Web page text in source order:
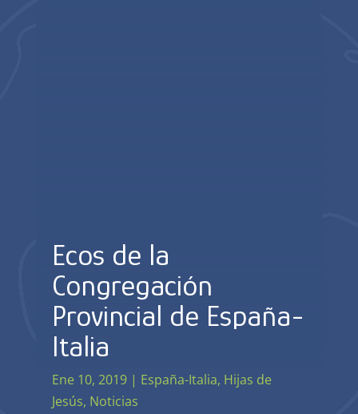
Ecos de la
Congregación
Provincial de España-
Italia
Ene 10, 2019| España-Italia, Hijas de
Jesús, Noticias